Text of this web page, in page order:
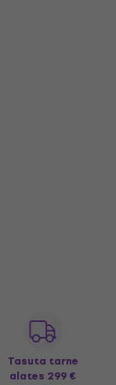
Tasuta tarne
alates 299 €